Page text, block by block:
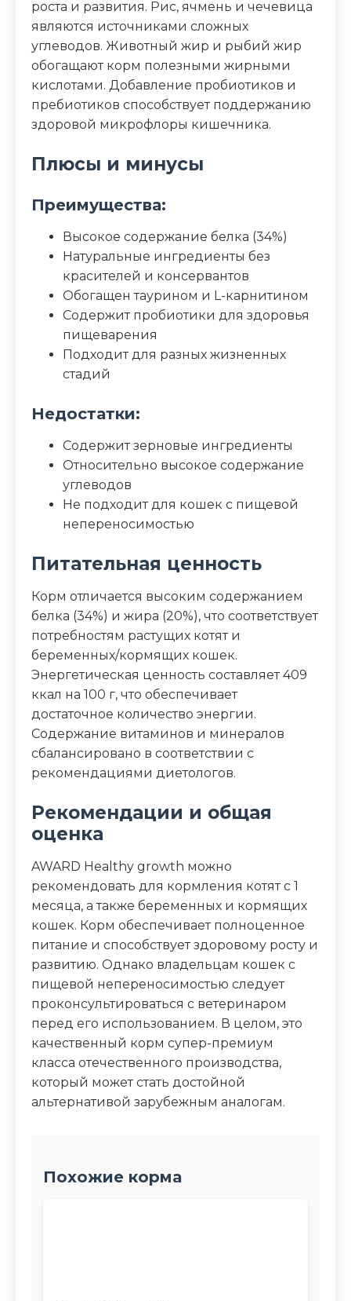
Зола (%) 7
Влага (%) 8
Калорийность (ккал/100г) 409
роста и развития. Рис, ячмень и чечевица
являются источниками сложных
углеводов. Животный жир и рыбий жир
обогащают корм полезными жирными
кислотами. Добавление пробиотиков и
пребиотиков способствует поддержанию
здоровой микрофлоры кишечника.
Плюсы и минусы
Преимущества:
Высокое содержание белка (34%)
Натуральные ингредиенты без
красителей и консервантов
Обогащен таурином и L-карнитином
Содержит пробиотики для здоровья
пищеварения
Подходит для разных жизненных
стадий
Недостатки:
Содержит зерновые ингредиенты
Относительно высокое содержание
углеводов
Не подходит для кошек с пищевой
непереносимостью
Питательная ценность
Корм отличается высоким содержанием
белка (34%) и жира (20%), что соответствует
потребностям растущих котят и
беременных/кормящих кошек.
Энергетическая ценность составляет 409
ккал на 100 г, что обеспечивает
достаточное количество энергии.
Содержание витаминов и минералов
сбалансировано в соответствии с
рекомендациями диетологов.
Рекомендации и общая
оценка
AWARD Healthy growth можно
рекомендовать для кормления котят с 1
месяца, а также беременных и кормящих
кошек. Корм обеспечивает полноценное
питание и способствует здоровому росту и
развитию. Однако владельцам кошек с
пищевой непереносимостью следует
проконсультироваться с ветеринаром
перед его использованием. В целом, это
качественный корм супер-премиум
класса отечественного производства,
который может стать достойной
альтернативой зарубежным аналогам.
Похожие корма